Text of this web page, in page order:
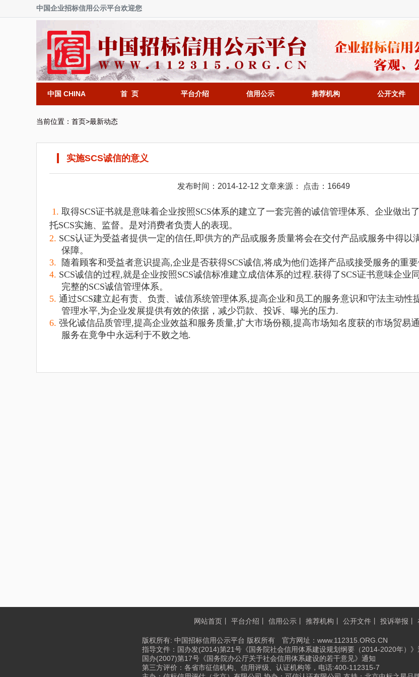
中国企业招标信用公示平台欢迎您
中国 CHINA 首 页 平台介绍 信用公示 推荐机构 公开文件
当前位置： 首页>最新动态
实施SCS诚信的意义
发布时间：2014-12-12 文章来源： 点击：16649
1. 取得SCS证书就是意味着企业按照SCS体系的建立了一套完善的诚信管理体系、企业做出
托SCS实施、监督。是对消费者负责人的表现。
2. SCS认证为受益者提供一定的信任,即供方的产品或服务质量将会在交付产品或服务中得以
保障。
3.
随着顾客和受益者意识提高,企业是否获得SCS诚信,将成为他们选择产品或接受服务的重要
4. SCS诚信的过程,就是企业按照SCS诚信标准建立成信体系的过程.获得了SCS证书意味企业
完整的SCS诚信管理体系。
5. 通过SCS建立起有责、负责、诚信系统管理体系,提高企业和员工的服务意识和守法主动性
管理水平,为企业发展提供有效的依据，减少罚款、投诉、曝光的压力.
6. 强化诚信品质管理,提高企业效益和服务质量,扩大市场份额,提高市场知名度获的市场贸易
服务在竟争中永远利于不败之地.
网站首页 平台介绍 信用公示 推荐机构 公开文件 投诉举报
版权所有: 中国招标信用公示平台 版权所有 官方网址：www.112315.ORG.CN
指导文件：国办发(2014)第21号《国务院社会信用体系建设规划纲要（2014-2020年）》
国办(2007)第17号《国务院办公厅关于社会信用体系建设的若干意见》通知
第三方评价：各省市征信机构、信用评级、认证机构等，电话:400-112315-7